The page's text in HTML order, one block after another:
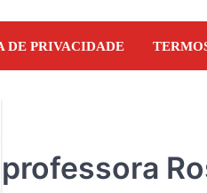
DE PRIVACIDADE